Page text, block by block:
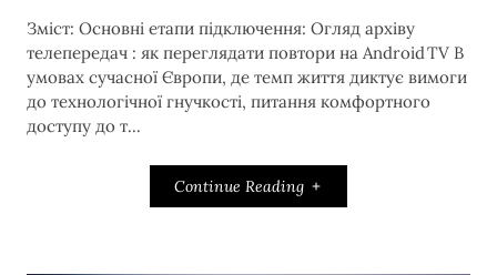
Зміст: Основні етапи підключення: Огляд архіву
телепередач : як переглядати повтори на Android TV В
умовах сучасної Європи, де темп життя диктує вимоги
до технологічної гнучкості, питання комфортного
доступу до т...
Continue Reading